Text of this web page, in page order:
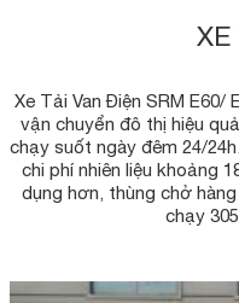
XE
Xe Tải Van Điện SRM E60/
vận chuyển đô thị hiệu
chạy suốt ngày đêm 24/
chi phí nhiên liệu khoảng
dụng hơn, thùng chở
chạy